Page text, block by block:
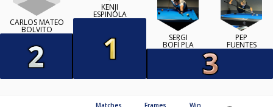
CARLOS MATEO
BOLVITO
KENJI
ESPINOLA
SERGI
BOFÍ PLA
PEP
FUENTES